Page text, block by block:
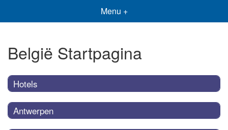
Menu +
België Startpagina
Hotels
Antwerpen